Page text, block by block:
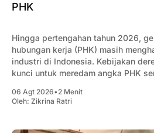
PHK
Hingga pertengahan tahun 2026,
hubungan kerja (PHK) masih
industri di Indonesia. Kebijakan
kunci untuk meredam angka PHK
06 Agt 2026•2 Menit
Oleh: Zikrina Ratri